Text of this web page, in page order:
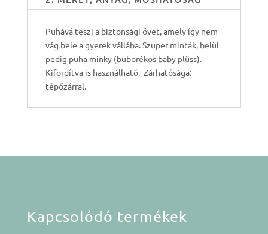
Puhává teszi a biztonsági övet, amely így nem
vág bele a gyerek vállába. Szuper minták, belül
pedig puha minky (buborékos baby plüss).
Kifordítva is használható. Zárhatósága:
tépőzárral.
Kapcsolódó termékek